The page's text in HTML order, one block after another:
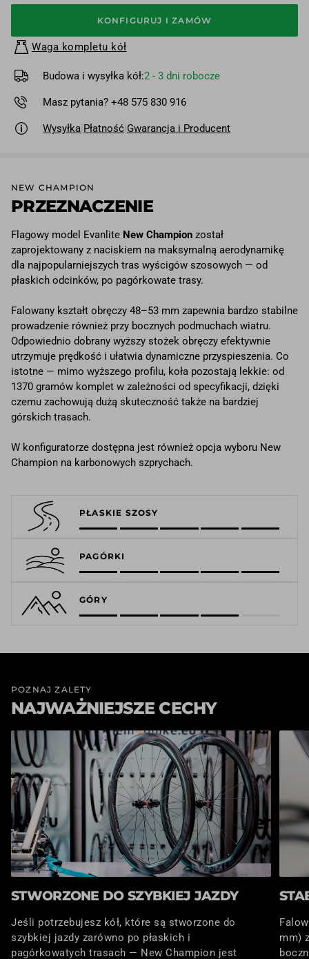
KONFIGURUJ I ZAMÓW
Waga kompletu kół
Budowa i wysyłka kół:2 - 3 dni robocze
Masz pytania? +48 575 830 916
Wysyłka|Płatność|Gwarancja i Producent
NEW CHAMPION
PRZEZNACZENIE
Flagowy model Evanlite New Champion został
zaprojektowany z naciskiem na maksymalną aerodynamikę
dla najpopularniejszych tras wyścigów szosowych — od
płaskich odcinków, po pagórkowate trasy.
Falowany kształt obręczy 48–53 mm zapewnia bardzo stabilne
prowadzenie również przy bocznych podmuchach wiatru.
Odpowiednio dobrany wyższy stożek obręczy efektywnie
utrzymuje prędkość i ułatwia dynamiczne przyspieszenia. Co
istotne — mimo wyższego profilu, koła pozostają lekkie: od
1370 gramów komplet w zależności od specyfikacji, dzięki
czemu zachowują dużą skuteczność także na bardziej
górskich trasach.
W konfiguratorze dostępna jest również opcja wyboru New
Champion na karbonowych szprychach.
PŁASKIE SZOSY
PAGÓRKI
GÓRY
POZNAJ ZALETY
NAJWAŻNIEJSZE CECHY
STWORZONE DO SZYBKIEJ JAZDY
Jeśli potrzebujesz kół, które są stworzone do
szybkiej jazdy zarówno po płaskich i
pagórkowatych trasach — New Champion jest
mm)